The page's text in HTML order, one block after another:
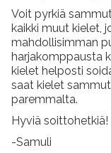
Voit pyrkiä
kaikki muut kielet,
mahdollisimman
harjakomppausta
kielet helposti
saat kielet
paremmalta.
Hyviä soittohetkiä!
-Samuli